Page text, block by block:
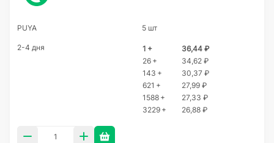
PUYA 5 шт
2-4 дня 1 +
36,44 ₽
26 +
34,62 ₽
143 +
30,37 ₽
621 +
27,99 ₽
1588 +
27,33 ₽
3229 +
26,88 ₽